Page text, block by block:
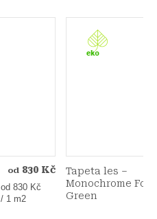
od 830 Kč
Měrná
cena:
od 830 Kč
/ 1 m2
Tapeta les –
Monochrome
Green